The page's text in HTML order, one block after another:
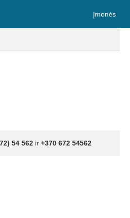
Įmonės
54 562 ir +370 672 54562